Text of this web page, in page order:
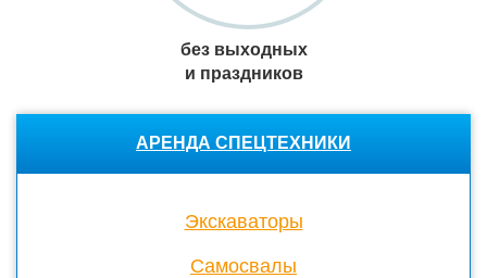
без выходных
и праздников
АРЕНДА СПЕЦТЕХНИКИ
Экскаваторы
Cамосвалы